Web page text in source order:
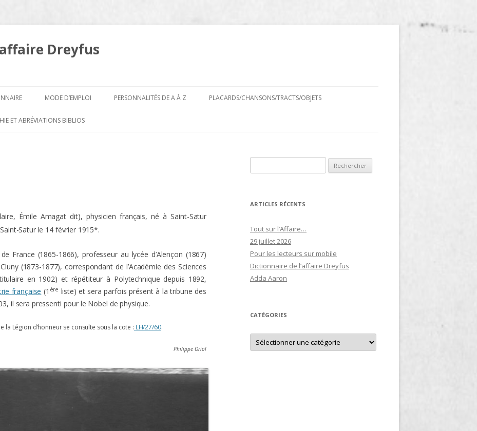
Dreyfus
au
MODE D’EMPLOI PERSONNALITÉS DE A À Z PLACARDS/CHANSONS/TRACTS/OBJETS
ET ABRÉVIATIONS BIBLIOS
Émile Amagat dit), physicien français, né à Saint-Satur
Satur le 14 février 1915*.
France (1865-1866), professeur au lycée d’Alençon (1867)
(1873-1877), correspondant de l’Académie des Sciences
en 1902) et répétiteur à Polytechnique depuis 1892,
française (1 ère liste) et sera parfois présent à la tribune des
il sera pressenti pour le Nobel de physique.
la Légion d’honneur se consulte sous la cote : LH/27/60.
Philippe Oriol
ARTICLES RÉCENTS
Tout sur l’Affaire…
29 juillet 2026
Pour les lecteurs sur mobile
Dictionnaire de l’affaire Dreyfus
Adda Aaron
CATÉGORIES
Catégories